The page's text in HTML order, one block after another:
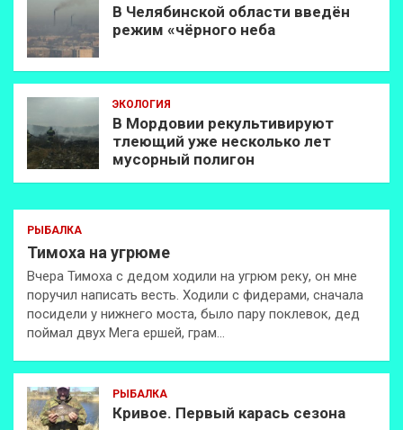
В Челябинской области введён
режим «чёрного неба
ЭКОЛОГИЯ
В Мордовии рекультивируют
тлеющий уже несколько лет
мусорный полигон
РЫБАЛКА
Тимоха на угрюме
Вчера Тимоха с дедом ходили на угрюм реку, он мне
поручил написать весть. Ходили с фидерами, сначала
посидели у нижнего моста, было пару поклевок, дед
поймал двух Мега ершей, грам…
РЫБАЛКА
Кривое. Первый карась сезона